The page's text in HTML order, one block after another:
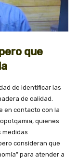
que
de identificar las
de calidad.
en contacto con la
quienes
medidas
consideran que
para atender a